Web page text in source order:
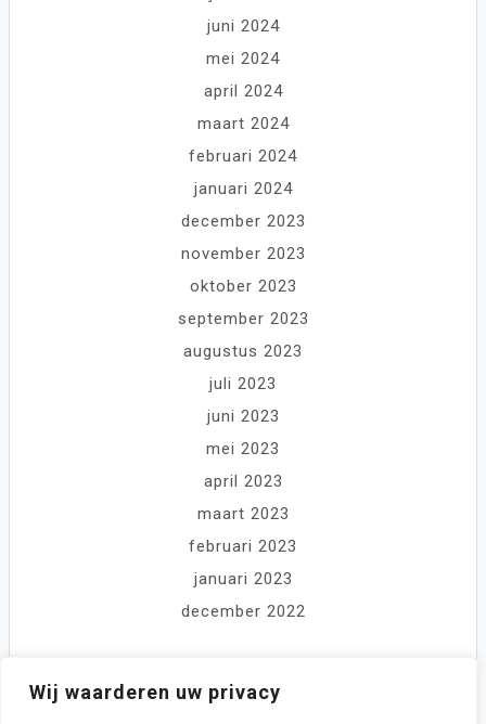
Wij waarderen uw privacy
juni 2024
mei 2024
april 2024
maart 2024
februari 2024
januari 2024
december 2023
november 2023
oktober 2023
september 2023
augustus 2023
juli 2023
juni 2023
mei 2023
april 2023
maart 2023
februari 2023
januari 2023
december 2022